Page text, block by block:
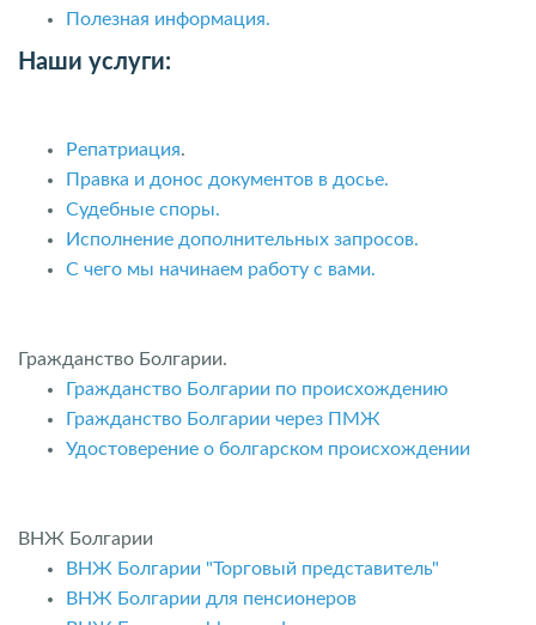
Полезная информация.
Наши услуги:
Репатриация.
Правка и донос документов в досье.
Судебные споры.
Исполнение дополнительных запросов.
С чего мы начинаем работу с вами.
Гражданство Болгарии.
Гражданство Болгарии по происхождению
Гражданство Болгарии через ПМЖ
Удостоверение о болгарском происхождении
ВНЖ Болгарии
ВНЖ Болгарии "Торговый представитель"
ВНЖ Болгарии для пенсионеров